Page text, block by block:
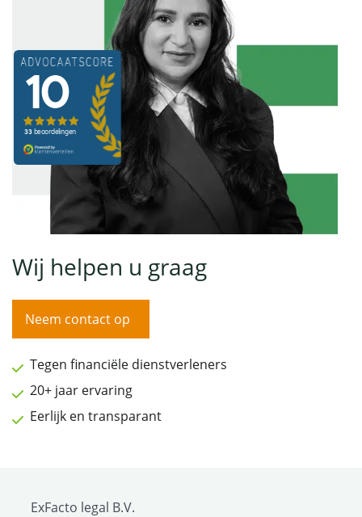
Wij helpen u graag
Neem contact op
Tegen financiële dienstverleners
20+ jaar ervaring
Eerlijk en transparant
ExFacto legal B.V.